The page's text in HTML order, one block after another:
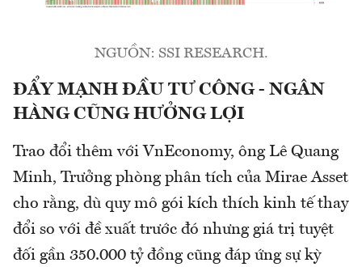
NGUỒN: SSI RESEARCH.
ĐẨY MẠNH ĐẦU TƯ CÔNG - NGÂN
HÀNG CŨNG HƯỞNG LỢI
Trao đổi thêm với VnEconomy, ông Lê Quang
Minh, Trưởng phòng phân tích của Mirae Asset
cho rằng, dù quy mô gói kích thích kinh tế thay
đổi so với đề xuất trước đó nhưng giá trị tuyệt
đối gần 350.000 tỷ đồng cũng đáp ứng sự kỳ